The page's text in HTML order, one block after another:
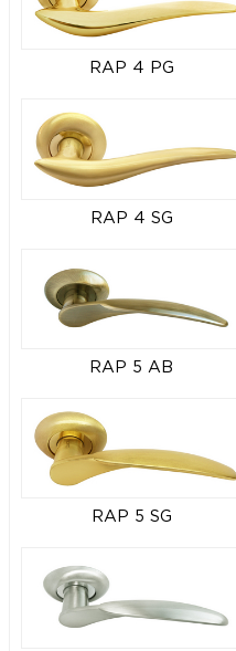
RAP 4 PG
RAP 4 SG
RAP 5 AB
RAP 5 SG